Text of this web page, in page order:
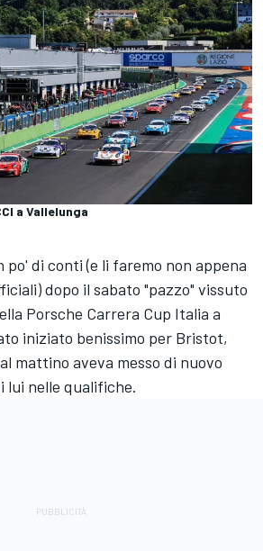
a Vallelunga
po' di conti (e li faremo non appena
dopo il sabato "pazzo" vissuto
Porsche Carrera Cup Italia a
iniziato benissimo per Bristot,
mattino aveva messo di nuovo
nelle qualifiche.